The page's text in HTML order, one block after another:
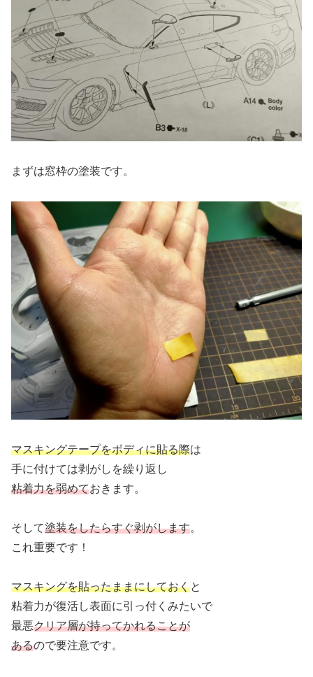
まずは窓枠の塗装です。
マスキングテープをボディに貼る際は
手に付けては剥がしを繰り返し
粘着力を弱めておきます。
そして塗装をしたらすぐ剥がします。
これ重要です！
マスキングを貼ったままにしておくと
粘着力が復活し表面に引っ付くみたいで
最悪クリア層が持ってかれることが
あるので要注意です。